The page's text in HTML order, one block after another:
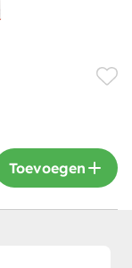
Toevoegen